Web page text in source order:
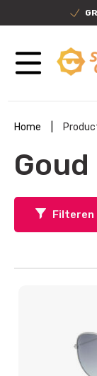
Home
Filteren